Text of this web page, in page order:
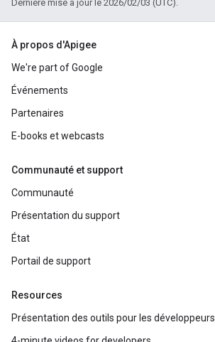
Dernière mise à jour le 2026/02/03 (UTC).
À propos d'Apigee
We're part of Google
Événements
Partenaires
E-books et webcasts
Communauté et support
Communauté
Présentation du support
État
Portail de support
Resources
Présentation des outils pour les développeurs